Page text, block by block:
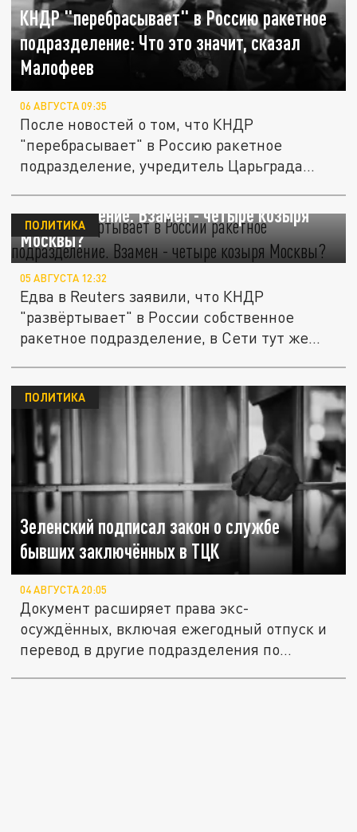
КНДР "перебрасывает" в Россию ракетное
подразделение: Что это значит, сказал
Малофеев
06 АВГУСТА 09:35
После новостей о том, что КНДР
"перебрасывает" в Россию ракетное
подразделение, учредитель Царьграда...
КНДР "развёртывает" в России ракетное
подразделение. Взамен - четыре козыря
Москвы?
ПОЛИТИКА
05 АВГУСТА 12:32
Едва в Reuters заявили, что КНДР
"развёртывает" в России собственное
ракетное подразделение, в Сети тут же...
Зеленский подписал закон о службе
бывших заключённых в ТЦК
ПОЛИТИКА
04 АВГУСТА 20:05
Документ расширяет права экс-
осуждённых, включая ежегодный отпуск и
перевод в другие подразделения по...